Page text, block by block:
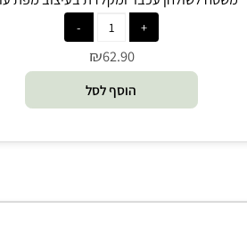
משטח לשולחן עכבר ומקלדת בעיצוב מפת עולם
₪62.90
הוסף לסל